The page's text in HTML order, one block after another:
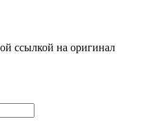
ссылкой на оригинал